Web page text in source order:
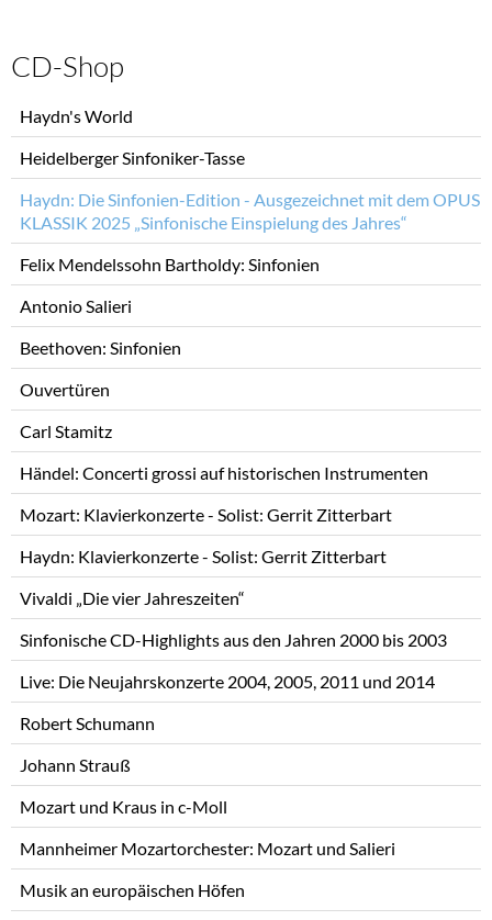
CD-Shop
überspringen
Haydn's World
Heidelberger Sinfoniker-Tasse
Haydn: Die Sinfonien-Edition - Ausgezeichnet mit dem OPUS
KLASSIK 2025 „Sinfonische Einspielung des Jahres“
Felix Mendelssohn Bartholdy: Sinfonien
Antonio Salieri
Beethoven: Sinfonien
Ouvertüren
Carl Stamitz
Händel: Concerti grossi auf historischen Instrumenten
Mozart: Klavierkonzerte - Solist: Gerrit Zitterbart
Haydn: Klavierkonzerte - Solist: Gerrit Zitterbart
Vivaldi „Die vier Jahreszeiten“
Sinfonische CD-Highlights aus den Jahren 2000 bis 2003
Live: Die Neujahrskonzerte 2004, 2005, 2011 und 2014
Robert Schumann
Johann Strauß
Mozart und Kraus in c-Moll
Mannheimer Mozartorchester: Mozart und Salieri
Musik an europäischen Höfen